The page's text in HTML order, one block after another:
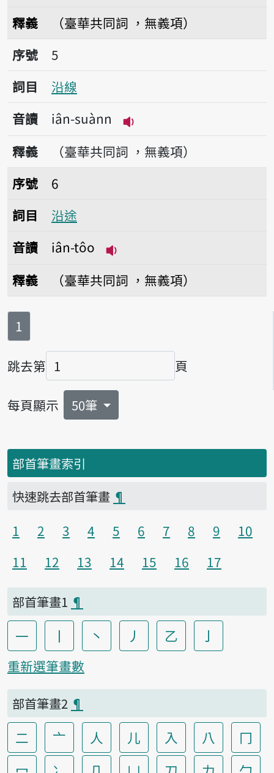
釋義
（臺華共同詞 ，無義項）
序號5沿線
序號
5
詞目
沿線
音讀
iân-suànn
播放音讀iân-suànn
釋義
（臺華共同詞 ，無義項）
序號6沿途
序號
6
詞目
沿途
音讀
iân-tôo
釋義 （臺華共同詞 ，無義項）
第
1
跳去第
頁碼
頁
每頁顯示 50筆
部首筆畫索引
快速跳去部首筆畫 ¶
1
2 3 4 5 6 7 8 9
10
11
12 13 14 15 16 17
部首筆畫1 ¶
一 丨 丶 丿 乙 亅
重新選筆畫數
部首筆畫2 ¶
二 亠 人 儿 入 八
冂